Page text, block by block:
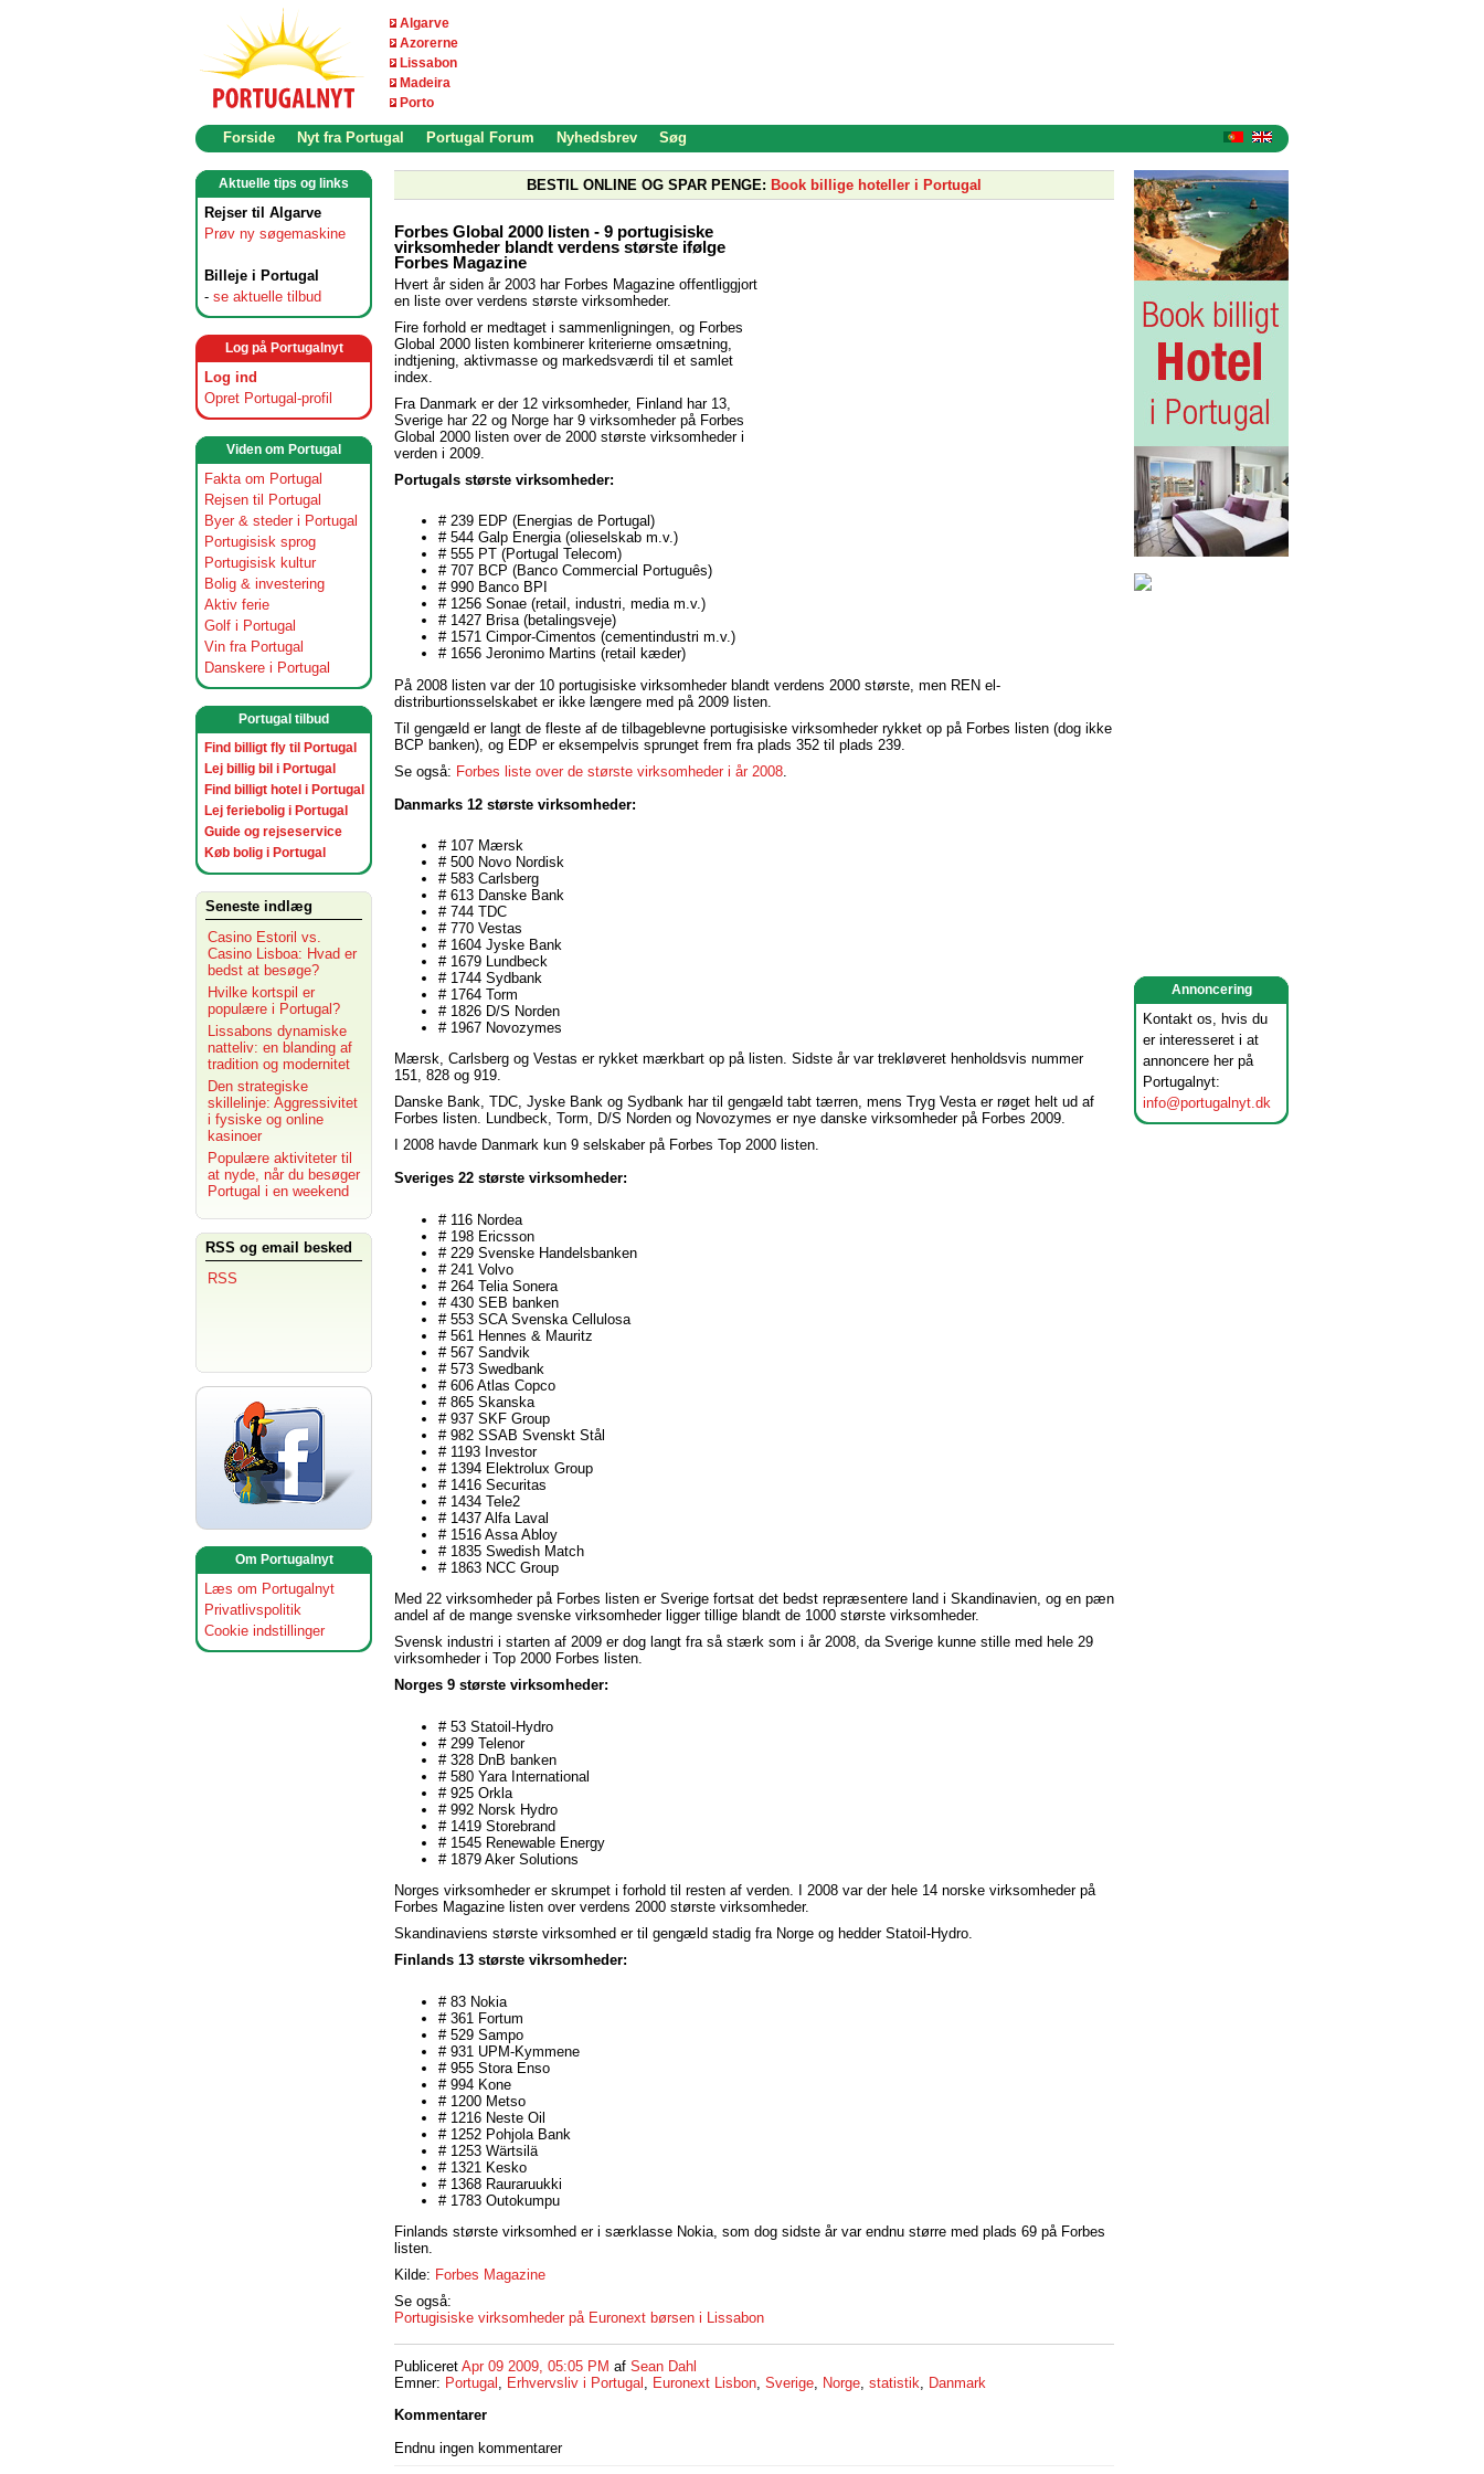
Algarve
Azorerne
Lissabon
Madeira
Porto
Forside Nyt fra Portugal Portugal Forum Nyhedsbrev Søg
Annoncering
Kontakt os, hvis du
er interesseret i at
annoncere her på
Portugalnyt:
info@portugalnyt.dk
Aktuelle tips og links
Rejser til Algarve
Prøv ny søgemaskine
Billeje i Portugal
- se aktuelle tilbud
Log på Portugalnyt
Log ind
Opret Portugal-profil
Viden om Portugal
Fakta om Portugal
Rejsen til Portugal
Byer & steder i Portugal
Portugisisk sprog
Portugisisk kultur
Bolig & investering
Aktiv ferie
Golf i Portugal
Vin fra Portugal
Danskere i Portugal
Portugal tilbud
Find billigt fly til Portugal
Lej billig bil i Portugal
Find billigt hotel i Portugal
Lej feriebolig i Portugal
Guide og rejseservice
Køb bolig i Portugal
Seneste indlæg
Casino Estoril vs.
Casino Lisboa: Hvad er
bedst at besøge?
Hvilke kortspil er
populære i Portugal?
Lissabons dynamiske
natteliv: en blanding af
tradition og modernitet
Den strategiske
skillelinje: Aggressivitet
i fysiske og online
kasinoer
Populære aktiviteter til
at nyde, når du besøger
Portugal i en weekend
RSS og email besked
RSS
Om Portugalnyt
Læs om Portugalnyt
Privatlivspolitik
Cookie indstillinger
BESTIL ONLINE OG SPAR PENGE: Book billige hoteller i Portugal
Forbes Global 2000 listen - 9 portugisiske
virksomheder blandt verdens største ifølge
Forbes Magazine
Hvert år siden år 2003 har Forbes Magazine offentliggjort
en liste over verdens største virksomheder.
Fire forhold er medtaget i sammenligningen, og Forbes
Global 2000 listen kombinerer kriterierne omsætning,
indtjening, aktivmasse og markedsværdi til et samlet
index.
Fra Danmark er der 12 virksomheder, Finland har 13,
Sverige har 22 og Norge har 9 virksomheder på Forbes
Global 2000 listen over de 2000 største virksomheder i
verden i 2009.
Portugals største virksomheder:
# 239 EDP (Energias de Portugal)
# 544 Galp Energia (olieselskab m.v.)
# 555 PT (Portugal Telecom)
# 707 BCP (Banco Commercial Português)
# 990 Banco BPI
# 1256 Sonae (retail, industri, media m.v.)
# 1427 Brisa (betalingsveje)
# 1571 Cimpor-Cimentos (cementindustri m.v.)
# 1656 Jeronimo Martins (retail kæder)
På 2008 listen var der 10 portugisiske virksomheder blandt verdens 2000 største, men REN el-
distriburtionsselskabet er ikke længere med på 2009 listen.
Til gengæld er langt de fleste af de tilbageblevne portugisiske virksomheder rykket op på Forbes listen (dog ikke
BCP banken), og EDP er eksempelvis sprunget frem fra plads 352 til plads 239.
Se også: Forbes liste over de største virksomheder i år 2008
Danmarks 12 største virksomheder:
# 107 Mærsk
# 500 Novo Nordisk
# 583 Carlsberg
# 613 Danske Bank
# 744 TDC
# 770 Vestas
# 1604 Jyske Bank
# 1679 Lundbeck
# 1744 Sydbank
# 1764 Torm
# 1826 D/S Norden
# 1967 Novozymes
Mærsk, Carlsberg og Vestas er rykket mærkbart op på listen. Sidste år var trekløveret henholdsvis nummer
151, 828 og 919.
Danske Bank, TDC, Jyske Bank og Sydbank har til gengæld tabt tærren, mens Tryg Vesta er røget helt ud af
Forbes listen. Lundbeck, Torm, D/S Norden og Novozymes er nye danske virksomheder på Forbes 2009.
I 2008 havde Danmark kun 9 selskaber på Forbes Top 2000 listen.
Sveriges 22 største virksomheder:
# 116 Nordea
# 198 Ericsson
# 229 Svenske Handelsbanken
# 241 Volvo
# 264 Telia Sonera
# 430 SEB banken
# 553 SCA Svenska Cellulosa
# 561 Hennes & Mauritz
# 567 Sandvik
# 573 Swedbank
# 606 Atlas Copco
# 865 Skanska
# 937 SKF Group
# 982 SSAB Svenskt Stål
# 1193 Investor
# 1394 Elektrolux Group
# 1416 Securitas
# 1434 Tele2
# 1437 Alfa Laval
# 1516 Assa Abloy
# 1835 Swedish Match
# 1863 NCC Group
Med 22 virksomheder på Forbes listen er Sverige fortsat det bedst repræsentere land i Skandinavien, og en pæn
andel af de mange svenske virksomheder ligger tillige blandt de 1000 største virksomheder.
Svensk industri i starten af 2009 er dog langt fra så stærk som i år 2008, da Sverige kunne stille med hele 29
virksomheder i Top 2000 Forbes listen.
Norges 9 største virksomheder:
# 53 Statoil-Hydro
# 299 Telenor
# 328 DnB banken
# 580 Yara International
# 925 Orkla
# 992 Norsk Hydro
# 1419 Storebrand
# 1545 Renewable Energy
# 1879 Aker Solutions
Norges virksomheder er skrumpet i forhold til resten af verden. I 2008 var der hele 14 norske virksomheder på
Forbes Magazine listen over verdens 2000 største virksomheder.
Skandinaviens største virksomhed er til gengæld stadig fra Norge og hedder Statoil-Hydro.
Finlands 13 største vikrsomheder:
# 83 Nokia
# 361 Fortum
# 529 Sampo
# 931 UPM-Kymmene
# 955 Stora Enso
# 994 Kone
# 1200 Metso
# 1216 Neste Oil
# 1252 Pohjola Bank
# 1253 Wärtsilä
# 1321 Kesko
# 1368 Rauraruukki
# 1783 Outokumpu
Finlands største virksomhed er i særklasse Nokia, som dog sidste år var endnu større med plads 69 på Forbes
listen.
Kilde: Forbes Magazine
Se også:
Portugisiske virksomheder på Euronext børsen i Lissabon
Publiceret Apr 09 2009, 05:05 PM af Sean Dahl
Emner: Portugal Erhvervsliv i Portugal Euronext Lisbon Sverige Norge statistik
Danmark
Kommentarer
Endnu ingen kommentarer